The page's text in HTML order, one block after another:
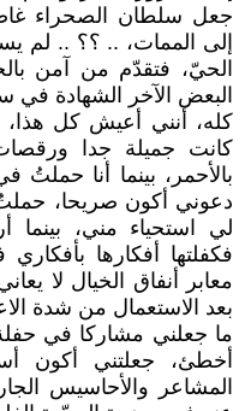
جعل سلطان الصحراء
إلى الممات، .. ؟؟ .. لم
الحيّ، فتقدّم من آمن
البعض الآخر الشهادة في
كله، أنني أعيش كل هذا،
كانت جميلة جدا
بالأحمر، بينما أنا حملتُ
دعوني أكون صريحا،
لي استحياء مني،
فكفلتها أفكارها
معابر أنفاق الخيال لا
بعد الاستعمال من شدة
ما جعلني مشاركا في
أخطئ، جعلتني أكون
المشاعر والأحاسيس